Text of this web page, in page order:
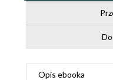
Opis ebooka